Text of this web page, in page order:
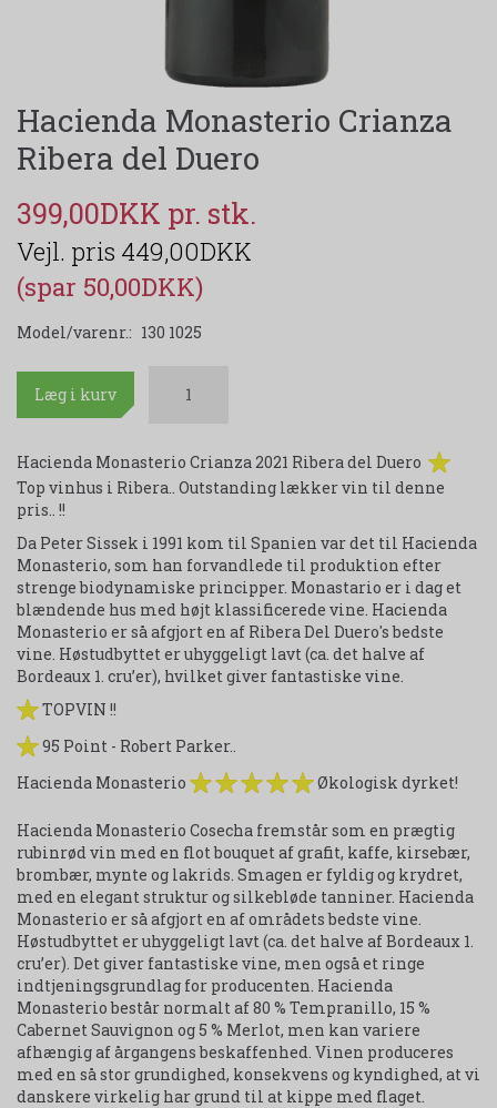
Hacienda Monasterio Crianza
Ribera del Duero
399,00DKK
449,00DKK
(spar 50,00DKK)
Model/varenr.: 130 1025
Læg i kurv
Hacienda Monasterio Crianza 2021 Ribera del Duero
Top vinhus i Ribera.. Outstanding lækker vin til denne
pris.. !!
Da Peter Sissek i 1991 kom til Spanien var det til Hacienda
Monasterio, som han forvandlede til produktion efter
strenge biodynamiske principper. Monastario er i dag et
blændende hus med højt klassificerede vine. Hacienda
Monasterio er så afgjort en af Ribera Del Duero's bedste
vine. Høstudbyttet er uhyggeligt lavt (ca. det halve af
Bordeaux 1. cru’er), hvilket giver fantastiske vine.
TOPVIN !!
95 Point - Robert Parker..
Hacienda Monasterio
Økologisk dyrket!
Hacienda Monasterio Cosecha fremstår som en prægtig
rubinrød vin med en flot bouquet af grafit, kaffe, kirsebær,
brombær, mynte og lakrids. Smagen er fyldig og krydret,
med en elegant struktur og silkebløde tanniner. Hacienda
Monasterio er så afgjort en af områdets bedste vine.
Høstudbyttet er uhyggeligt lavt (ca. det halve af Bordeaux 1.
cru’er). Det giver fantastiske vine, men også et ringe
indtjeningsgrundlag for producenten. Hacienda
Monasterio består normalt af 80 % Tempranillo, 15 %
Cabernet Sauvignon og 5 % Merlot, men kan variere
afhængig af årgangens beskaffenhed. Vinen produceres
med en så stor grundighed, konsekvens og kyndighed, at vi
danskere virkelig har grund til at kippe med flaget.